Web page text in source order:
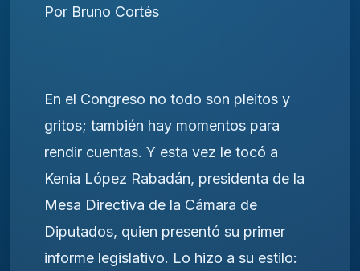
Por Bruno Cortés
En el Congreso no todo son pleitos y
gritos; también hay momentos para
rendir cuentas. Y esta vez le tocó a
Kenia López Rabadán, presidenta de la
Mesa Directiva de la Cámara de
Diputados, quien presentó su primer
informe legislativo. Lo hizo a su estilo: